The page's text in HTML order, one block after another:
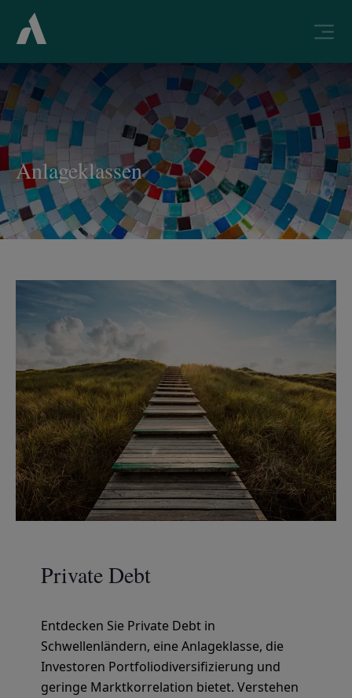
Anlageklassen
Private Debt
Entdecken Sie Private Debt in
Schwellenländern, eine Anlageklasse, die
Investoren Portfoliodiversifizierung und
geringe Marktkorrelation bietet. Verstehen